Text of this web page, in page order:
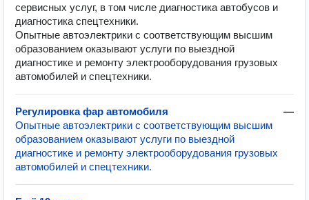
сервисных услуг, в том числе диагностика автобусов и
диагностика спецтехники.
Опытные автоэлектрики с соответствующим высшим
образованием оказывают услуги по выездной
диагностике и ремонту электрооборудования грузовых
автомобилей и спецтехники.
Регулировка фар автомобиля
—
Опытные автоэлектрики с соответствующим высшим
образованием оказывают услуги по выездной
диагностике и ремонту электрооборудования грузовых
автомобилей и спецтехники.